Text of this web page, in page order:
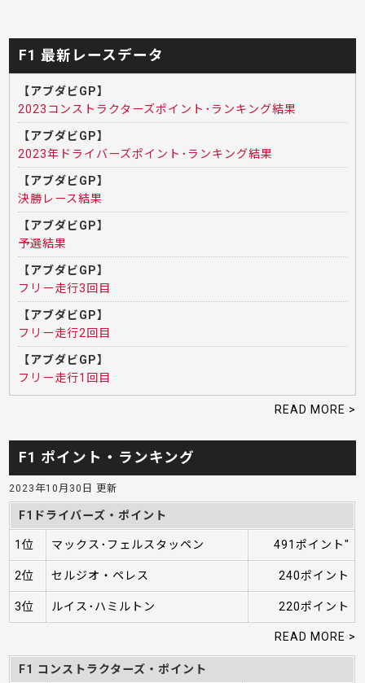
F1 最新レースデータ
【アブダビGP】
2023コンストラクターズポイント･ランキング結果
【アブダビGP】
2023年ドライバーズポイント･ランキング結果
【アブダビGP】
決勝レース結果
【アブダビGP】
予選結果
【アブダビGP】
フリー走行3回目
【アブダビGP】
フリー走行2回目
【アブダビGP】
フリー走行1回目
READ MORE >
F1 ポイント・ランキング
2023年10月30日 更新
F1ドライバーズ・ポイント
1位 マックス･フェルスタッペン 491ポイント"
2位 セルジオ・ペレス 240ポイント
3位 ルイス･ハミルトン 220ポイント
READ MORE >
F1 コンストラクターズ・ポイント